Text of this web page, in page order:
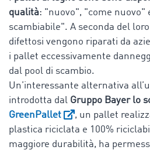
qualità: "nuovo", "come nuovo"
scambiabile". A seconda del
difettosi vengono riparati da
i pallet eccessivamente
dal pool di scambio.
Un’interessante alternativa
introdotta dal Gruppo Bayer lo
GreenPallet
, un pallet
plastica riciclata e 100%
maggiore durabilità, ha